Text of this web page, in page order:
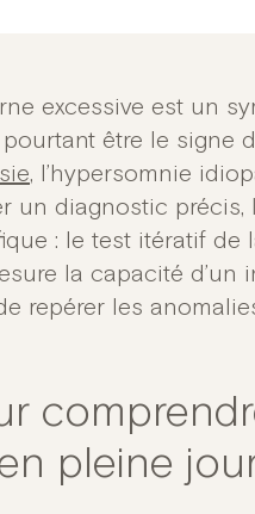
excessive est un
être le signe
, l’hypersomnie
un diagnostic
: le test itératif de
la capacité d’un
repérer les
pleine